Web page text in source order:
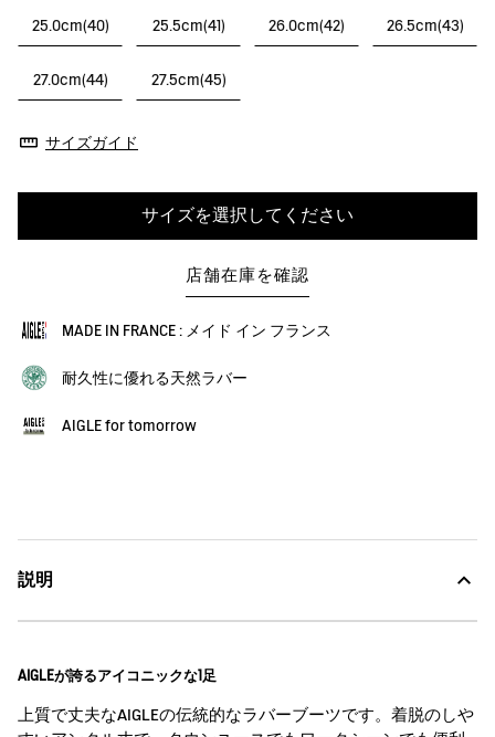
25.0cm(40) 25.5cm(41) 26.0cm(42) 26.5cm(43)
27.0cm(44) 27.5cm(45)
サイズガイド
サイズを選択してください
店舗在庫を確認
MADE IN FRANCE : メイド イン フランス
耐久性に優れる天然ラバー
AIGLE for tomorrow
説明
AIGLEが誇るアイコニックな1足
上質で丈夫なAIGLEの伝統的なラバーブーツです。着脱のしや